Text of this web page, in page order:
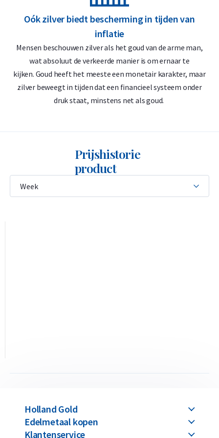
Zwitserland of Singapore), hoeft u eveneens geen btw te
betalen. Dit maakt het een interessante optie voor
De edelmetaalrekening: u koopt btw-vrij fysiek zilver per
gram tegen de scherpste prijs.
Levering & Verpakking
• Veilige en verzekerde opslag mogelijk via
Waarom kiezen voor de 1 kilogram
Umicore zilverbaar
verhandelbaar.
Feinsilber 999” keurmerk en worden geproduceerd in België
door Umicore. Deze producent bestaat al sinds 1800, is sinds
1930 LBMA-geaccrediteerd en staat sindsdien op de Good
Oók zilver biedt bescherming in tijden van
inflatie
Mensen beschouwen zilver als het goud van de arme man,
wat absoluut de verkeerde manier is om ernaar te
kijken. Goud heeft het meeste een monetair karakter, maar
zilver beweegt in tijden dat een financieel systeem onder
druk staat, minstens net als goud.
Prijshistorie
product
Holland Gold
Edelmetaal kopen
Klantenservice